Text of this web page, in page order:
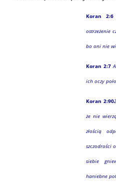
Koran
ostrzeżenie
bo oni nie
Koran 2:7
ich oczy
Koran 2:90
że nie
złością
szczodrości
siebie
haniebne